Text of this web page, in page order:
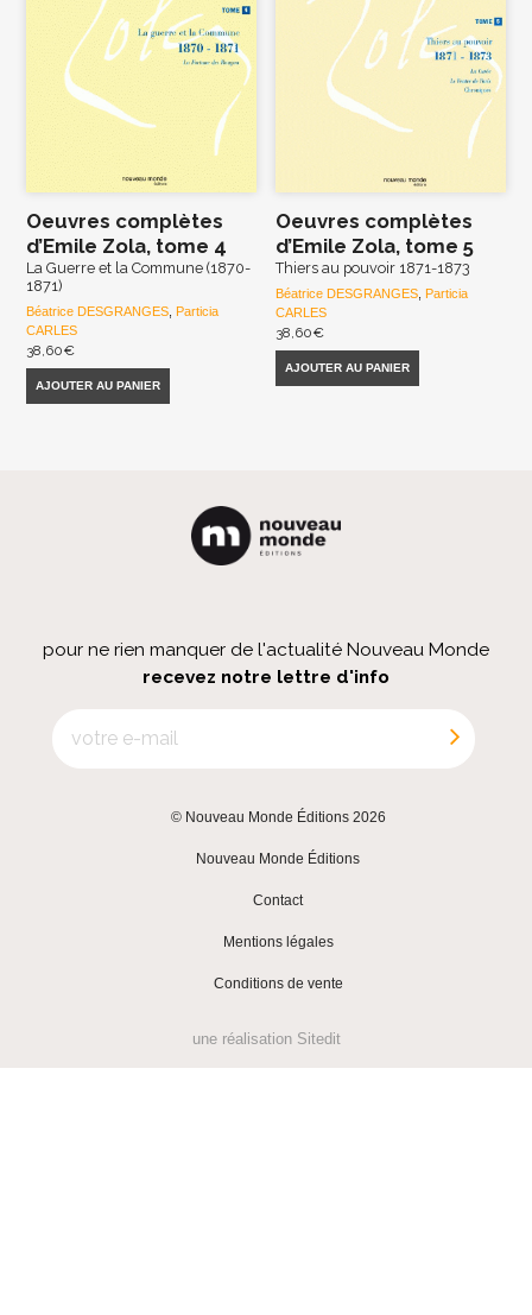
Oeuvres complètes
d’Emile Zola, tome 4
La Guerre et la Commune (1870-
1871)
Béatrice DESGRANGES ,Particia
CARLES
38,60€
AJOUTER AU PANIER
Oeuvres complètes
d’Emile Zola, tome 5
Thiers au pouvoir 1871-1873
Béatrice DESGRANGES ,Particia
CARLES
38,60€
AJOUTER AU PANIER
pour ne rien manquer de l'actualité Nouveau Monde
recevez notre lettre d'info
© Nouveau Monde Éditions 2026
Nouveau Monde Éditions
Contact
Mentions légales
Conditions de vente
une réalisation Sitedit